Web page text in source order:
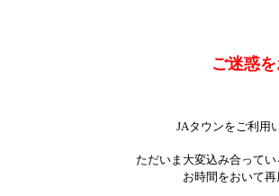
ご迷惑
JAタウンをご利用
ただいま大変込み合って
お時間をおいて